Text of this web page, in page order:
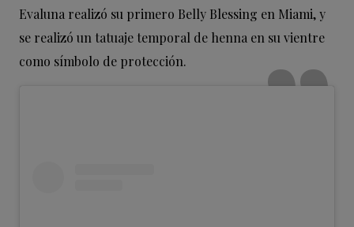
Evaluna realizó su primero Belly Blessing en Miami, y
se realizó un tatuaje temporal de henna en su vientre
como símbolo de protección.